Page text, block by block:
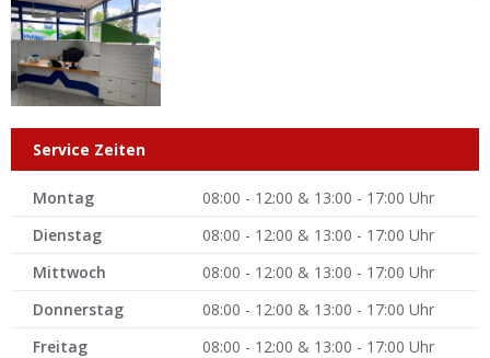
Service Zeiten
Montag
08:00 - 12:00 & 13:00 - 17:00 Uhr
Dienstag
08:00 - 12:00 & 13:00 - 17:00 Uhr
Mittwoch
08:00 - 12:00 & 13:00 - 17:00 Uhr
Donnerstag
08:00 - 12:00 & 13:00 - 17:00 Uhr
Freitag
08:00 - 12:00 & 13:00 - 17:00 Uhr